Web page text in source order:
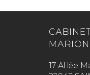
MARION
17 Allée